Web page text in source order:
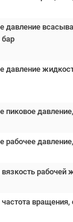
давление
бар
давление
пиковое
рабочее
рабочей